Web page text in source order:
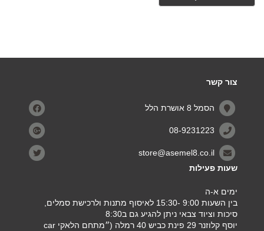
צור קשר
הסמל 8 אושרת הלל
08-9231223
store@asemel8.co.il
שעות פעילות
ימים א-ה
בין השעות 9:00 -15:30 לאיסוף מתנות ולרכישת סמלים,
סיכות וציוד צבאי ניתן להגיע גם ב8:30
יוסף קלוזנר 29 פינת כביש 40 רמלה (״מתחם הלאקי car